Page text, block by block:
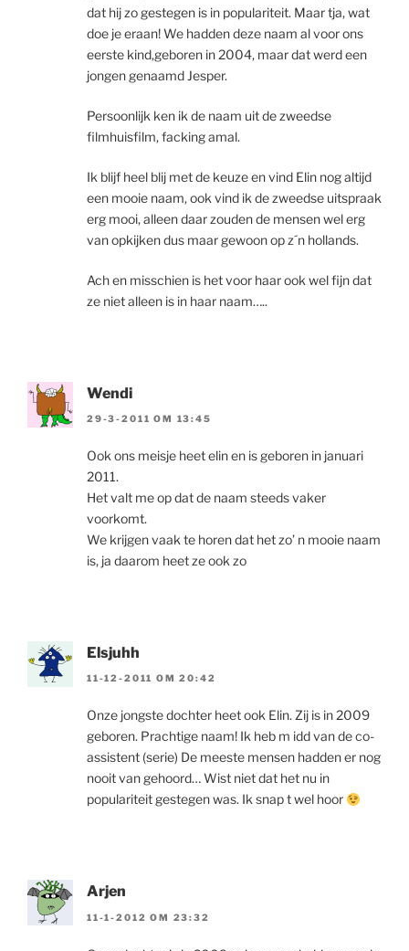
dat hij zo gestegen is in populariteit. Maar tja, wat
doe je eraan! We hadden deze naam al voor ons
eerste kind,geboren in 2004, maar dat werd een
jongen genaamd Jesper.
Persoonlijk ken ik de naam uit de zweedse
filmhuisfilm, facking amal.
Ik blijf heel blij met de keuze en vind Elin nog altijd
een mooie naam, ook vind ik de zweedse uitspraak
erg mooi, alleen daar zouden de mensen wel erg
van opkijken dus maar gewoon op z´n hollands.
Ach en misschien is het voor haar ook wel fijn dat
ze niet alleen is in haar naam…..
Wendi
29-3-2011 OM 13:45
Ook ons meisje heet elin en is geboren in januari
2011.
Het valt me op dat de naam steeds vaker
voorkomt.
We krijgen vaak te horen dat het zo’ n mooie naam
is, ja daarom heet ze ook zo
Elsjuhh
11-12-2011 OM 20:42
Onze jongste dochter heet ook Elin. Zij is in 2009
geboren. Prachtige naam! Ik heb m idd van de co-
assistent (serie) De meeste mensen hadden er nog
nooit van gehoord… Wist niet dat het nu in
populariteit gestegen was. Ik snap t wel hoor
Arjen
11-1-2012 OM 23:32